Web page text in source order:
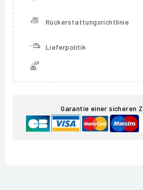
Rückerstattungsrichtlinie
Lieferpolitik
Garantie einer sicheren